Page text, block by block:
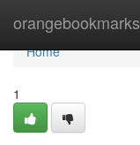
orangebookmarks
Home
Home
1